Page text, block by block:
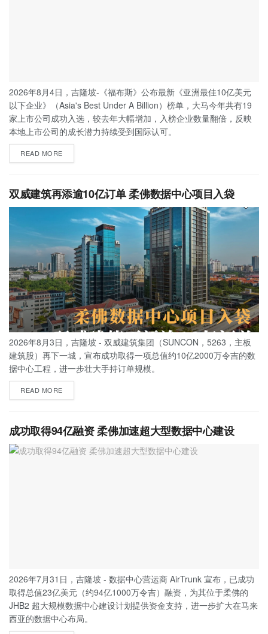
2026年8月4日，吉隆坡-《福布斯》公布最新《亚洲最佳10亿美元
以下企业》（Asia's Best Under A Billion）榜单，大马今年共有19
家上市公司成功入选，较去年大幅增加，入榜企业数量翻倍，反映
本地上市公司的成长潜力持续受到国际认可。
READ MORE
双威建筑再添逾10亿订单 柔佛数据中心项目入袋
2026年8月3日，吉隆坡 - 双威建筑集团（SUNCON，5263，主板
建筑股）再下一城，宣布成功取得一项总值约10亿2000万令吉的数
据中心工程，进一步壮大手持订单规模。
READ MORE
成功取得94亿融资 柔佛加速超大型数据中心建设
2026年7月31日，吉隆坡 - 数据中心营运商 AirTrunk 宣布，已成功
取得总值23亿美元（约94亿1000万令吉）融资，为其位于柔佛的
JHB2 超大规模数据中心建设计划提供资金支持，进一步扩大在马来
西亚的数据中心布局。